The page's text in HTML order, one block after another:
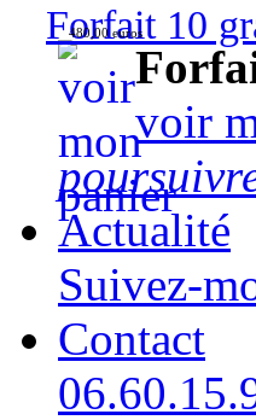
Forfait 10
480,00 euros
voir
Actualité
Suivez-
Contact